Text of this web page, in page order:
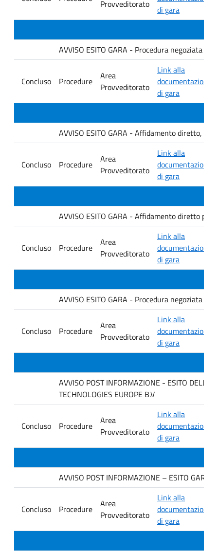
Provveditorato
di gara
AVVISO ESITO GARA - Procedura negoziata
Concluso Procedure
Area
Provveditorato
Link alla
documentazione
di gara
AVVISO ESITO GARA - Affidamento diretto, ai
Concluso Procedure
Area
Provveditorato
Link alla
documentazione
di gara
AVVISO ESITO GARA - Affidamento diretto
Concluso Procedure
Area
Provveditorato
Link alla
documentazione
di gara
AVVISO ESITO GARA - Procedura negoziata
Concluso Procedure
Area
Provveditorato
Link alla
documentazione
di gara
AVVISO POST INFORMAZIONE - ESITO DELLA
TECHNOLOGIES EUROPE B.V
Concluso Procedure
Area
Provveditorato
Link alla
documentazione
di gara
AVVISO POST INFORMAZIONE – ESITO GARA
Concluso Procedure
Area
Provveditorato
Link alla
documentazione
di gara